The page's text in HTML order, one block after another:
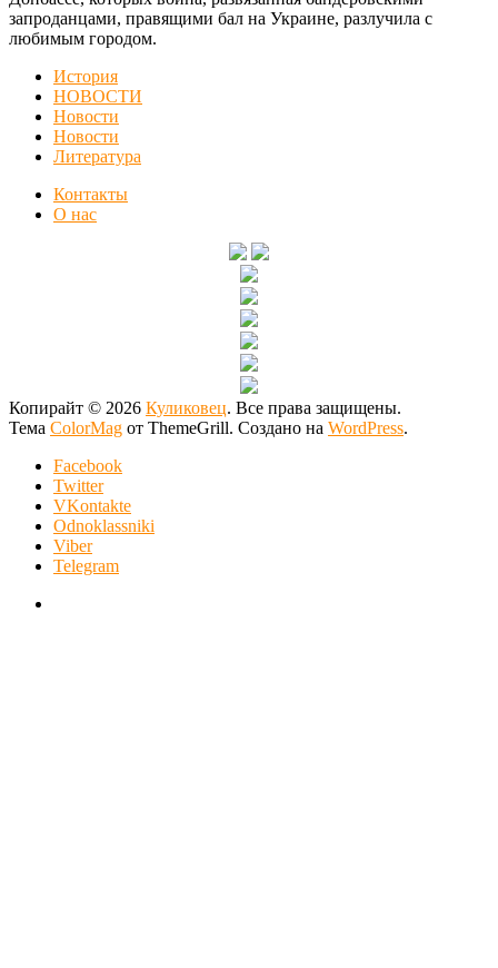
запроданцами, правящими бал на Украине, разлучила с
любимым городом.
История
НОВОСТИ
Новости
Новости
Литература
Контакты
О нас
Копирайт © 2026 Куликовец. Все права защищены.
Тема ColorMag от ThemeGrill. Создано на WordPress.
Facebook
Twitter
VKontakte
Odnoklassniki
Viber
Telegram